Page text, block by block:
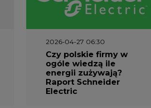
Czy polskie firmy w
ogóle wiedzą ile
energii zużywają?
Raport Schneider
Electric